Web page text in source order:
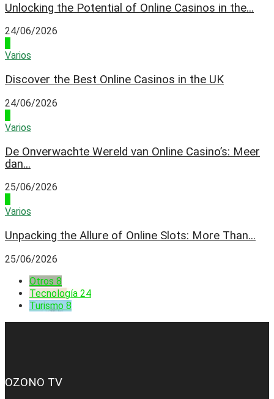
Unlocking the Potential of Online Casinos in the...
24/06/2026
Varios
Discover the Best Online Casinos in the UK
24/06/2026
Varios
De Onverwachte Wereld van Online Casino’s: Meer
dan...
25/06/2026
Varios
Unpacking the Allure of Online Slots: More Than...
25/06/2026
Otros 8
Tecnología 24
Turismo 8
OZONO TV